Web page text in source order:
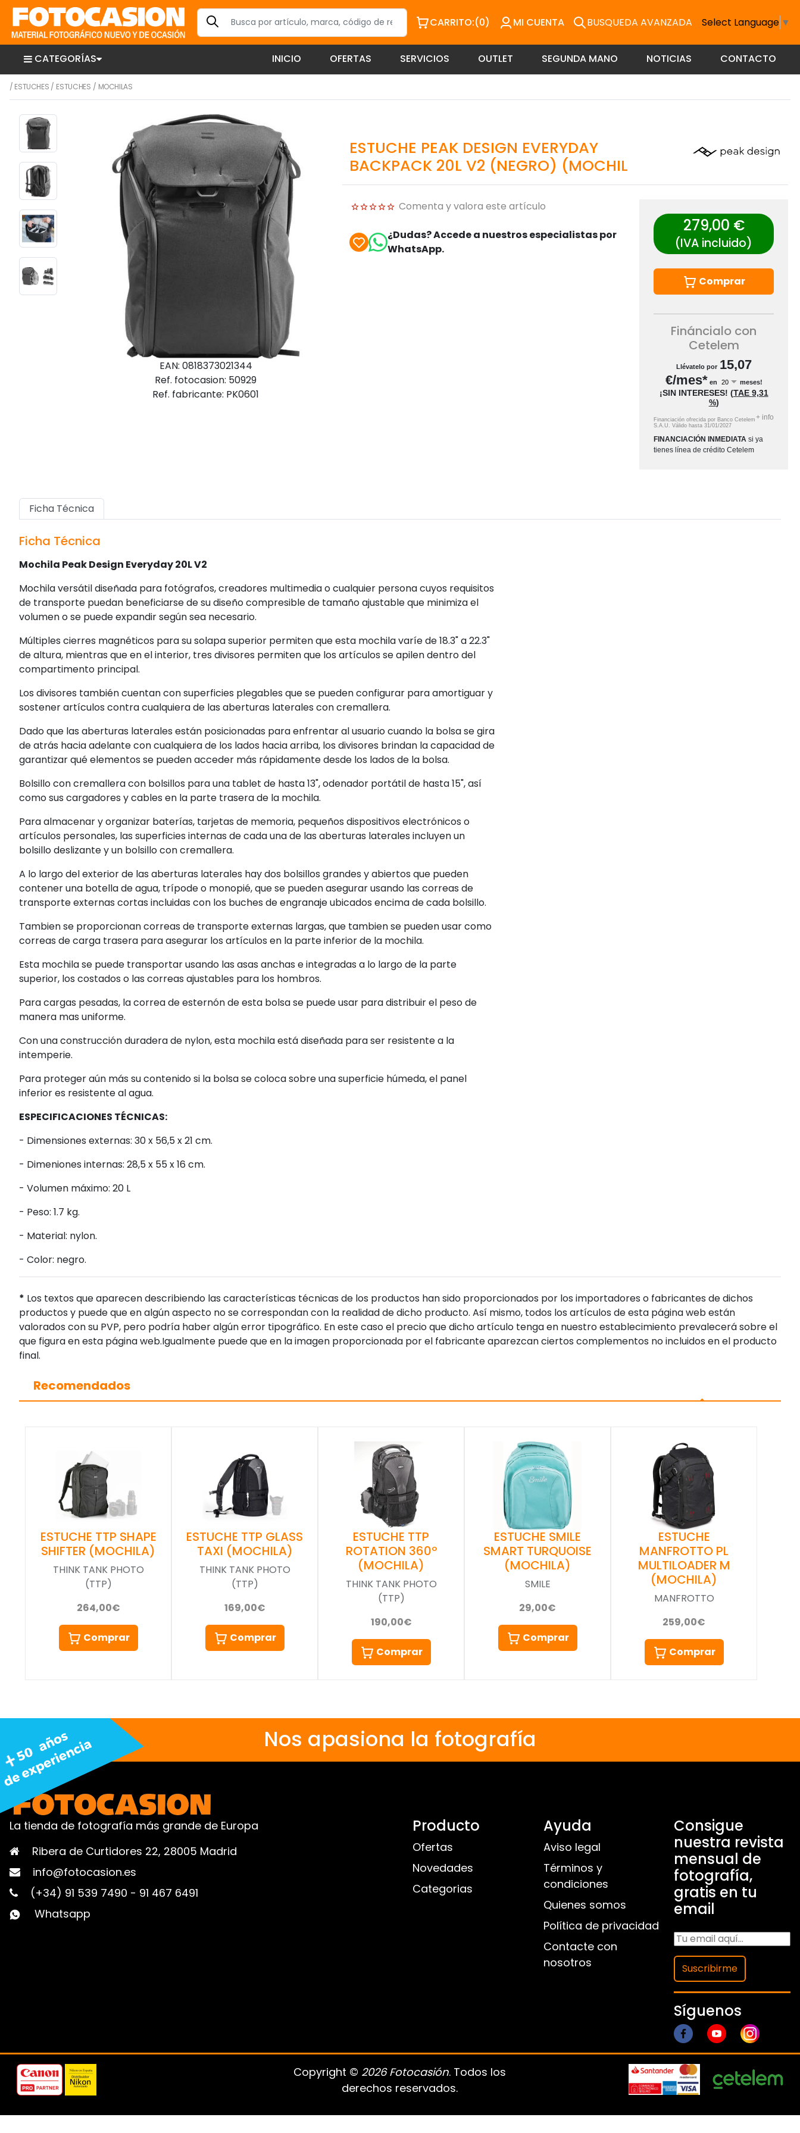
CARRITO:(0) MI CUENTA BUSQUEDA AVANZADA Select Language ▼
CATEGORÍAS INICIO OFERTAS SERVICIOS OUTLET SEGUNDA MANO NOTICIAS CONTACTO
/ ESTUCHES / ESTUCHES / MOCHILAS
EAN: 0818373021344
Ref. fotocasion: 50929
Ref. fabricante: PK0601
ESTUCHE PEAK DESIGN EVERYDAY
BACKPACK 20L V2 (NEGRO) (MOCHIL
Comenta y valora este artículo
¿Dudas? Accede a nuestros especialistas por
WhatsApp.
279,00 €
(IVA incluido)
Comprar
Fináncialo con
Cetelem
Llévatelo por 15,07
€/mes* en meses!
¡SIN INTERESES! (TAE 9,31
%)
Financiación ofrecida por Banco Cetelem
S.A.U.Válido hasta31/01/2027
+ info
FINANCIACIÓN INMEDIATA si ya
tienes línea de crédito Cetelem
Ficha Técnica
Ficha Técnica
Mochila Peak Design Everyday 20L V2
Mochila versátil diseñada para fotógrafos, creadores multimedia o cualquier persona cuyos requisitos
de transporte puedan beneficiarse de su diseño compresible de tamaño ajustable que minimiza el
volumen o se puede expandir según sea necesario.
Múltiples cierres magnéticos para su solapa superior permiten que esta mochila varíe de 18.3" a 22.3"
de altura, mientras que en el interior, tres divisores permiten que los artículos se apilen dentro del
compartimento principal.
Los divisores también cuentan con superficies plegables que se pueden configurar para amortiguar y
sostener artículos contra cualquiera de las aberturas laterales con cremallera.
Dado que las aberturas laterales están posicionadas para enfrentar al usuario cuando la bolsa se gira
de atrás hacia adelante con cualquiera de los lados hacia arriba, los divisores brindan la capacidad de
garantizar qué elementos se pueden acceder más rápidamente desde los lados de la bolsa.
Bolsillo con cremallera con bolsillos para una tablet de hasta 13", odenador portátil de hasta 15", así
como sus cargadores y cables en la parte trasera de la mochila.
Para almacenar y organizar baterías, tarjetas de memoria, pequeños dispositivos electrónicos o
artículos personales, las superficies internas de cada una de las aberturas laterales incluyen un
bolsillo deslizante y un bolsillo con cremallera.
A lo largo del exterior de las aberturas laterales hay dos bolsillos grandes y abiertos que pueden
contener una botella de agua, trípode o monopié, que se pueden asegurar usando las correas de
transporte externas cortas incluidas con los buches de engranaje ubicados encima de cada bolsillo.
Tambien se proporcionan correas de transporte externas largas, que tambien se pueden usar como
correas de carga trasera para asegurar los artículos en la parte inferior de la mochila.
Esta mochila se puede transportar usando las asas anchas e integradas a lo largo de la parte
superior, los costados o las correas ajustables para los hombros.
Para cargas pesadas, la correa de esternón de esta bolsa se puede usar para distribuir el peso de
manera mas uniforme.
Con una construcción duradera de nylon, esta mochila está diseñada para ser resistente a la
intemperie.
Para proteger aún más su contenido si la bolsa se coloca sobre una superficie húmeda, el panel
inferior es resistente al agua.
ESPECIFICACIONES TÉCNICAS:
- Dimensiones externas: 30 x 56,5 x 21 cm.
- Dimeniones internas: 28,5 x 55 x 16 cm.
- Volumen máximo: 20 L
- Peso: 1.7 kg.
- Material: nylon.
- Color: negro.
* Los textos que aparecen describiendo las características técnicas de los productos han sido proporcionados por los importadores o fabricantes de dichos
productos y puede que en algún aspecto no se correspondan con la realidad de dicho producto. Así mismo, todos los artículos de esta página web están
valorados con su PVP, pero podría haber algún error tipográfico. En este caso el precio que dicho artículo tenga en nuestro establecimiento prevalecerá sobre el
que figura en esta página web.Igualmente puede que en la imagen proporcionada por el fabricante aparezcan ciertos complementos no incluidos en el producto
final.
Recomendados
ESTUCHE TTP SHAPE
SHIFTER (MOCHILA)
THINK TANK PHOTO
(TTP)
264,00€
Comprar
ESTUCHE TTP GLASS
TAXI (MOCHILA)
THINK TANK PHOTO
(TTP)
169,00€
Comprar
ESTUCHE TTP
ROTATION 360º
(MOCHILA)
THINK TANK PHOTO
(TTP)
190,00€
Comprar
ESTUCHE SMILE
SMART TURQUOISE
(MOCHILA)
SMILE
29,00€
Comprar
ESTUCHE
MANFROTTO PL
MULTILOADER M
(MOCHILA)
MANFROTTO
259,00€
Comprar
Nos apasiona la fotografía
La tienda de fotografía más grande de Europa
Ribera de Curtidores 22, 28005 Madrid
info@fotocasion.es
(+34) 91 539 7490 - 91 467 6491
Whatsapp
Producto
Ofertas
Novedades
Categorias
Ayuda
Aviso legal
Términos y
condiciones
Quienes somos
Política de privacidad
Contacte con
nosotros
Consigue
nuestra revista
mensual de
fotografía,
gratis en tu
email
Suscribirme
Síguenos
Copyright © 2026 Fotocasión. Todos los
derechos reservados.